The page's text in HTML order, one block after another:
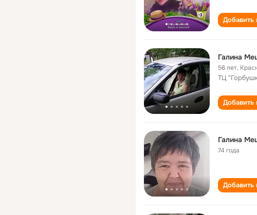
Добавить
Галина
56 лет,
ТЦ
Добавить
Галина
74 года
Добавить